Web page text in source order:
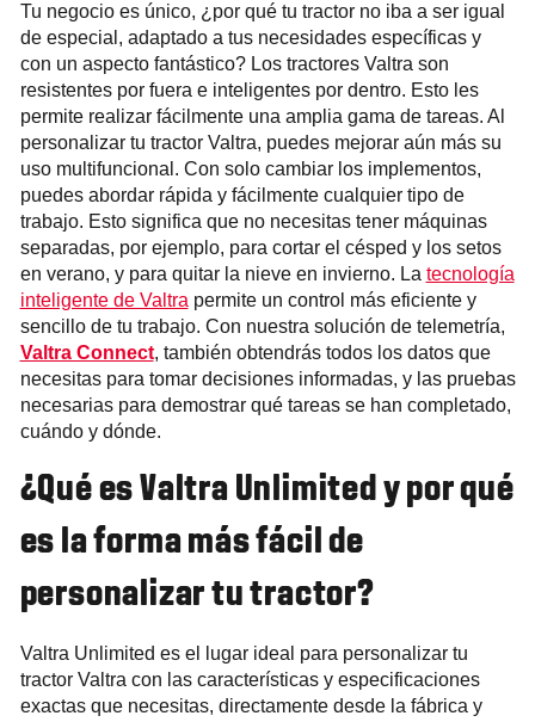
Tu negocio es único, ¿por qué tu tractor no iba a ser igual
de especial, adaptado a tus necesidades específicas y
con un aspecto fantástico? Los tractores Valtra son
resistentes por fuera e inteligentes por dentro. Esto les
permite realizar fácilmente una amplia gama de tareas. Al
personalizar tu tractor Valtra, puedes mejorar aún más su
uso multifuncional. Con solo cambiar los implementos,
puedes abordar rápida y fácilmente cualquier tipo de
trabajo. Esto significa que no necesitas tener máquinas
separadas, por ejemplo, para cortar el césped y los setos
en verano, y para quitar la nieve en invierno. La tecnología
inteligente de Valtrapermite un control más eficiente y
sencillo de tu trabajo. Con nuestra solución de telemetría,
Valtra Connect, también obtendrás todos los datos que
necesitas para tomar decisiones informadas, y las pruebas
necesarias para demostrar qué tareas se han completado,
cuándo y dónde.
¿Qué es Valtra Unlimited y por qué
es la forma más fácil de
personalizar tu tractor?
Valtra Unlimited es el lugar ideal para personalizar tu
tractor Valtra con las características y especificaciones
exactas que necesitas, directamente desde la fábrica y